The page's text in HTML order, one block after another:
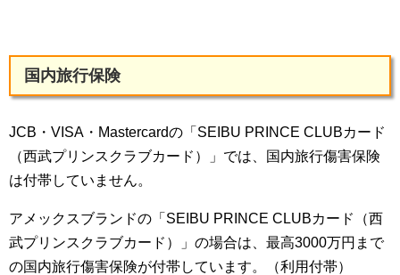
国内旅行保険
JCB・VISA・Mastercardの「SEIBU PRINCE CLUBカード
（西武プリンスクラブカード）」では、国内旅行傷害保険
は付帯していません。
アメックスブランドの「SEIBU PRINCE CLUBカード（西
武プリンスクラブカード）」の場合は、最高3000万円まで
の国内旅行傷害保険が付帯しています。（利用付帯）